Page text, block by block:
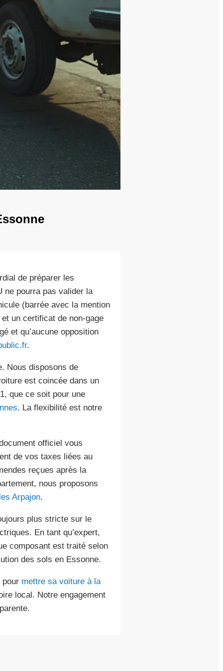
de préparer les
ne pourra pas valider la
(barrée avec la mention
un certificat de non-gage
et qu’aucune opposition
.
Nous disposons de
est coincée dans un
que ce soit pour une
. La flexibilité est notre
officiel vous
de vos taxes liées au
reçues après la
nous proposons
Arpajon.
plus stricte sur le
En tant qu’expert,
composant est traité selon
des sols en Essonne.
pour mettre sa voiture à la
local. Notre engagement